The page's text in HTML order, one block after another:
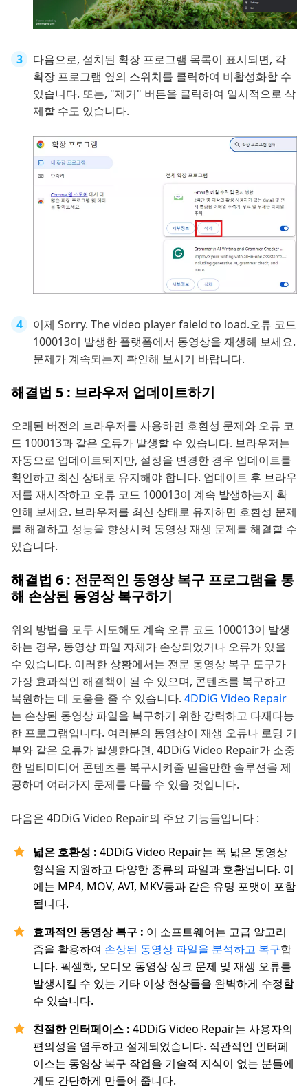
다음으로, 설치된 확장 프로그램 목록이 표시되면, 각
확장 프로그램 옆의 스위치를 클릭하여 비활성화할 수
있습니다. 또는, "제거" 버튼을 클릭하여 일시적으로 삭
제할 수도 있습니다.
이제 Sorry. The video player faield to load.오류 코드
100013이 발생한 플랫폼에서 동영상을 재생해 보세요.
문제가 계속되는지 확인해 보시기 바랍니다.
해결법 5 : 브라우저 업데이트하기
오래된 버전의 브라우저를 사용하면 호환성 문제와 오류 코
드 100013과 같은 오류가 발생할 수 있습니다. 브라우저는
자동으로 업데이트되지만, 설정을 변경한 경우 업데이트를
확인하고 최신 상태로 유지해야 합니다. 업데이트 후 브라우
저를 재시작하고 오류 코드 100013이 계속 발생하는지 확
인해 보세요. 브라우저를 최신 상태로 유지하면 호환성 문제
를 해결하고 성능을 향상시켜 동영상 재생 문제를 해결할 수
있습니다.
해결법 6 : 전문적인 동영상 복구 프로그램을 통
해 손상된 동영상 복구하기
위의 방법을 모두 시도해도 계속 오류 코드 100013이 발생
하는 경우, 동영상 파일 자체가 손상되었거나 오류가 있을
수 있습니다. 이러한 상황에서는 전문 동영상 복구 도구가
가장 효과적인 해결책이 될 수 있으며, 콘텐츠를 복구하고
복원하는 데 도움을 줄 수 있습니다. 4DDiG Video Repair
는 손상된 동영상 파일을 복구하기 위한 강력하고 다재다능
한 프로그램입니다. 여러분의 동영상이 재생 오류나 로딩 거
부와 같은 오류가 발생한다면, 4DDiG Video Repair가 소중
한 멀티미디어 콘텐츠를 복구시켜줄 믿을만한 솔루션을 제
공하며 여러가지 문제를 다룰 수 있을 것입니다.
다음은 4DDiG Video Repair의 주요 기능들입니다 :
넓은 호환성 : 4DDiG Video Repair는 폭 넓은 동영상
형식을 지원하고 다양한 종류의 파일과 호환됩니다. 이
에는 MP4, MOV, AVI, MKV등과 같은 유명 포맷이 포함
됩니다.
효과적인 동영상 복구 : 이 소프트웨어는 고급 알고리
즘을 활용하여 손상된 동영상 파일을 분석하고 복구합
니다. 픽셀화, 오디오 동영상 싱크 문제 및 재생 오류를
발생시킬 수 있는 기타 이상 현상들을 완벽하게 수정할
수 있습니다.
친절한 인터페이스 : 4DDiG Video Repair는 사용자의
편의성을 염두하고 설계되었습니다. 직관적인 인터페
이스는 동영상 복구 작업을 기술적 지식이 없는 분들에
게도 간단하게 만들어 줍니다.